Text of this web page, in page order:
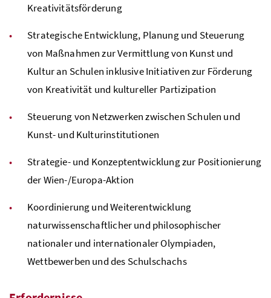
Kreativitätsförderung
Strategische Entwicklung, Planung und Steuerung
von Maßnahmen zur Vermittlung von Kunst und
Kultur an Schulen inklusive Initiativen zur Förderung
von Kreativität und kultureller Partizipation
Steuerung von Netzwerken zwischen Schulen und
Kunst- und Kulturinstitutionen
Strategie- und Konzeptentwicklung zur Positionierung
der Wien-/Europa-Aktion
Koordinierung und Weiterentwicklung
naturwissenschaftlicher und philosophischer
nationaler und internationaler Olympiaden,
Wettbewerben und des Schulschachs